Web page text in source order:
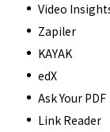
Video
Zapiler
KAYAK
edX
Ask Your PDF
Link Reader